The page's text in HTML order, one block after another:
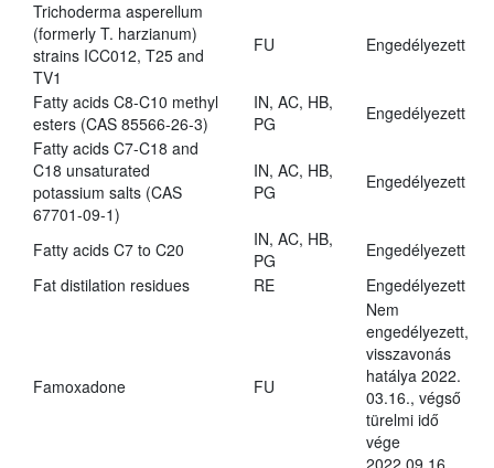
Trichoderma asperellum
(formerly T. harzianum)
strains ICC012, T25 and
TV1
FU Engedélyezett
Fatty acids C8-C10 methyl
esters (CAS 85566-26-3)
IN, AC, HB,
PG
Engedélyezett
Fatty acids C7-C18 and
C18 unsaturated
potassium salts (CAS
67701-09-1)
IN, AC, HB,
PG
Engedélyezett
Fatty acids C7 to C20
IN, AC, HB,
PG
Engedélyezett
Fat distilation residues
RE Engedélyezett
Famoxadone FU
Nem
engedélyezett,
visszavonás
hatálya 2022.
03.16., végső
türelmi idő
vége